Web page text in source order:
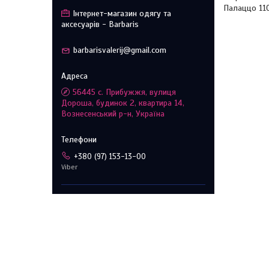
Палаццо
Інтернет-магазин одягу та
аксесуарів - Barbaris
barbarisvalerij@gmail.com
56445 с. Прибужжя, вулиця
Дороша, будинок 2, квартира 14,
Вознесенський р-н, Україна
+380 (97) 153-13-00
Viber